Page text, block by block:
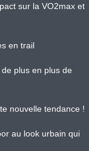
sur la VO2max et
en trail
plus en plus de
nouvelle tendance !
au look urbain qui